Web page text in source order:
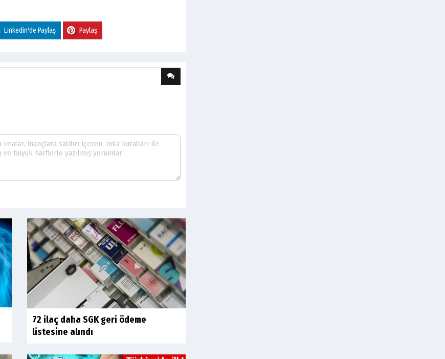
Linkedin'de Paylaş Paylaş
72 ilaç daha SGK geri ödeme
listesine alındı